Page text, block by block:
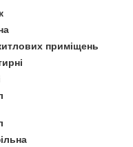
приміщень